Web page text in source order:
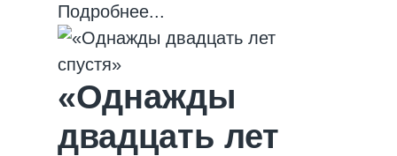
Подробнее...
«Однажды
двадцать лет